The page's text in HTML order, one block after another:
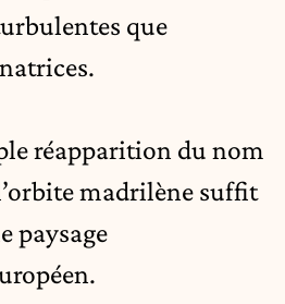
que
réapparition du nom
madrilène suffit
paysage